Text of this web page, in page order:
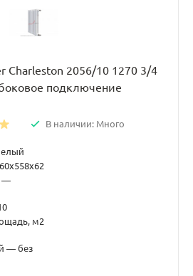
Charleston 2056/10 1270 3/4
подключение
В наличии: Много
—
м2
— без